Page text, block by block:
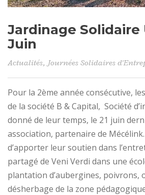
Jardinage Solidaire
Juin
Actualités, Journées Solidaires
Pour la 2ème année consécutive,
de la société B & Capital, Société
donné de leur temps, le 21 juin
association, partenaire de
d’apporter leur soutien dans
partagé de Veni Verdi dans une
plantation d’aubergines, poivrons,
désherbage de la zone